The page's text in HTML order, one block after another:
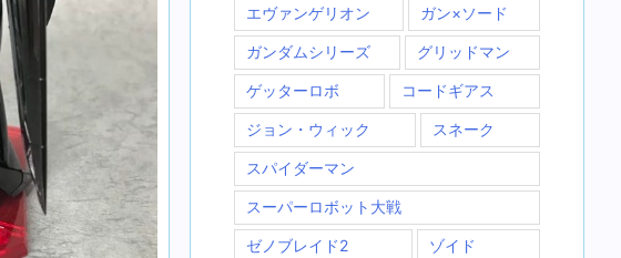
エヴァンゲリオン ガン×ソード
ガンダムシリーズ グリッドマン
ゲッターロボ コードギアス
ジョン・ウィック スネーク
スパイダーマン
スーパーロボット大戦
ゼノブレイド2 ゾイド